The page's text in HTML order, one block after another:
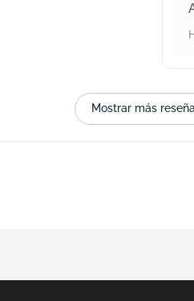
Mostrar más